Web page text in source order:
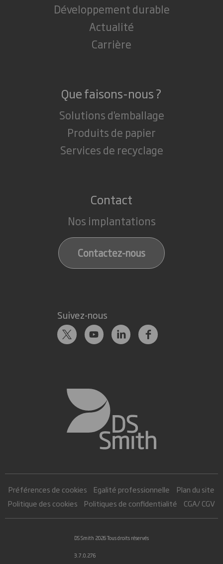
Développement durable
Actualité
Carrière
Que faisons-nous ?
Solutions d'emballage
Produits de papier
Services de recyclage
Contact
Nos implantations
Contactez-nous
Suivez-nous
Préférences de cookies Egalité professionnelle
Plan du site
Politique des cookies
Politiques de confidentialité CGA/ CGV
DS Smith 2026 Tous droits réservés
3.7.0.276